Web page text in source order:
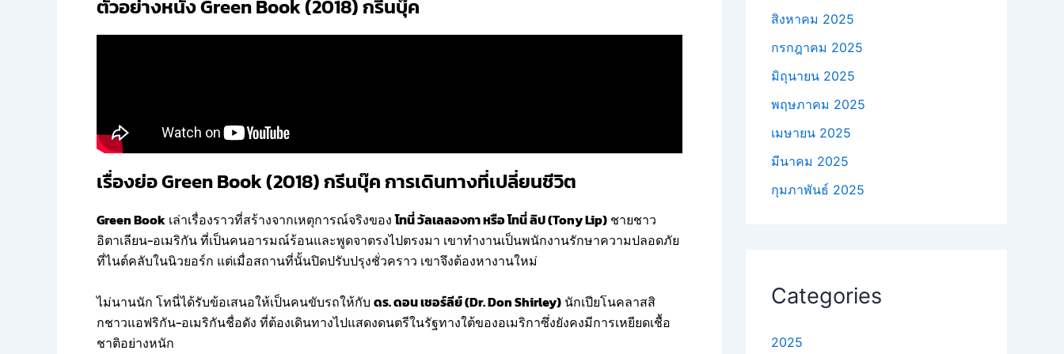
ตัวอย่างหนัง Green Book (2018) กรีนบุ๊ค
เรื่องย่อ Green Book (2018) กรีนบุ๊ค การเดินทางที่เปลี่ยนชีวิต
Green Book เล่าเรื่องราวที่สร้างจากเหตุการณ์จริงของโทนี่ วัลเลลองกา หรือ โทนี่ ลิป (Tony Lip) ชายชาว
อิตาเลียน-อเมริกัน ที่เป็นคนอารมณ์ร้อนและพูดจาตรงไปตรงมา เขาทำงานเป็นพนักงานรักษาความปลอดภัย
ที่ไนต์คลับในนิวยอร์ก แต่เมื่อสถานที่นั้นปิดปรับปรุงชั่วคราว เขาจึงต้องหางานใหม่
ไม่นานนัก โทนี่ได้รับข้อเสนอให้เป็นคนขับรถให้กับ ดร. ดอน เชอร์ลีย์ (Dr. Don Shirley) นักเปียโนคลาสสิ
กชาวแอฟริกัน-อเมริกันชื่อดัง ที่ต้องเดินทางไปแสดงดนตรีในรัฐทางใต้ของอเมริกาซึ่งยังคงมีการเหยียดเชื้อ
ชาติอย่างหนัก
สิงหาคม 2025
กรกฎาคม 2025
มิถุนายน 2025
พฤษภาคม 2025
เมษายน 2025
มีนาคม 2025
กุมภาพันธ์ 2025
Categories
2025